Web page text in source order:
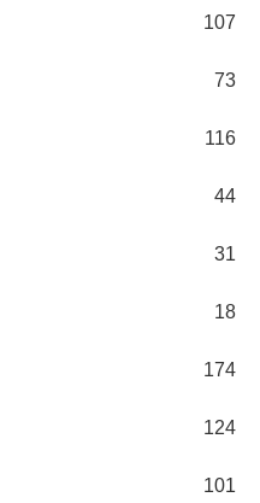
107
73
116
44
31
18
174
124
101